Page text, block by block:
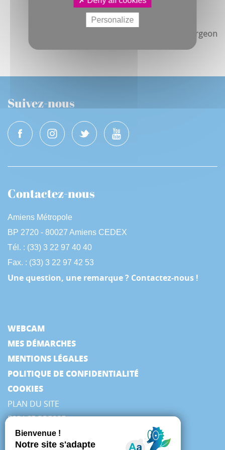
Coline Bergeon
Suivez-nous
Contactez-nous
Amiens Métropole
BP 2720 - 80027 Amiens CEDEX
Tél. : (33) 3 22 97 40 40
Fax. : (33) 3 22 97 42 53
Une question, une remarque ? Contactez-nous !
WEBCAM
MES DÉMARCHES
MENTIONS LÉGALES
POLITIQUE DE CONFIDENTIALITÉ
COOKIES
PLAN DU SITE
ESPACE PRESSE
Personalize